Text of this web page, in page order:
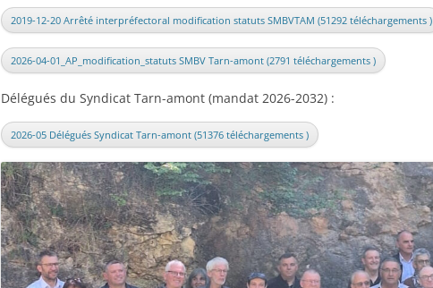
2019-12-20 Arrêté interpréfectoral modification statuts SMBVTAM (51292 téléchargements )
2026-04-01_AP_modification_statuts SMBV Tarn-amont (2791 téléchargements )
Délégués du Syndicat Tarn-amont (mandat 2026-2032) :
2026-05 Délégués Syndicat Tarn-amont (51376 téléchargements )